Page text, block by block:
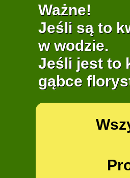
Ważne!
Jeśli są to
w wodzie.
Jeśli jest to
gąbce